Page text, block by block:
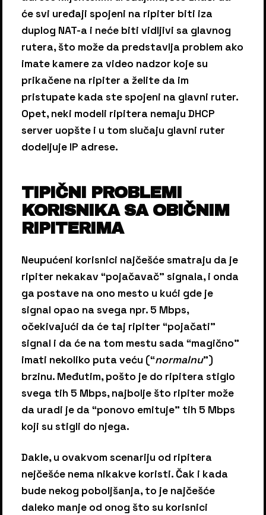
će svi uređaji spojeni na ripiter biti iza
duplog NAT-a i neće biti vidljivi sa glavnog
rutera, što može da predstavlja problem ako
imate kamere za video nadzor koje su
prikačene na ripiter a želite da im
pristupate kada ste spojeni na glavni ruter.
Opet, neki modeli ripitera nemaju DHCP
server uopšte i u tom slučaju glavni ruter
dodeljuje IP adrese.
TIPIČNI PROBLEMI
KORISNIKA SA OBIČNIM
RIPITERIMA
Neupućeni korisnici najčešće smatraju da je
ripiter nekakav “pojačavač” signala, i onda
ga postave na ono mesto u kući gde je
signal opao na svega npr. 5 Mbps,
očekivajući da će taj ripiter “pojačati”
signal i da će na tom mestu sada “magično”
imati nekoliko puta veću (“normalnu”)
brzinu. Međutim, pošto je do ripitera stiglo
svega tih 5 Mbps, najbolje što ripiter može
da uradi je da “ponovo emituje” tih 5 Mbps
koji su stigli do njega.
Dakle, u ovakvom scenariju od ripitera
nejčešće nema nikakve koristi. Čak i kada
bude nekog poboljšanja, to je najčešće
daleko manje od onog što su korisnici